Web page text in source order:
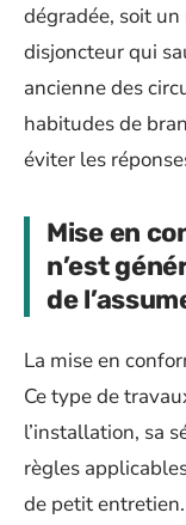
dégradée, soit
disjoncteur qui
ancienne des
habitudes de
éviter les
Mise en
n’est
de
La mise en
Ce type de
l’installation, sa
règles
de petit